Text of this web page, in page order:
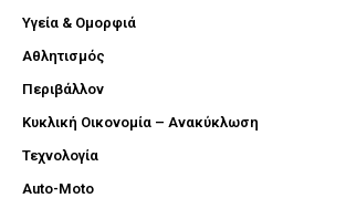
Υγεία & Ομορφιά
Αθλητισμός
Περιβάλλον
Κυκλική Οικονομία – Ανακύκλωση
Τεχνολογία
Auto-Moto